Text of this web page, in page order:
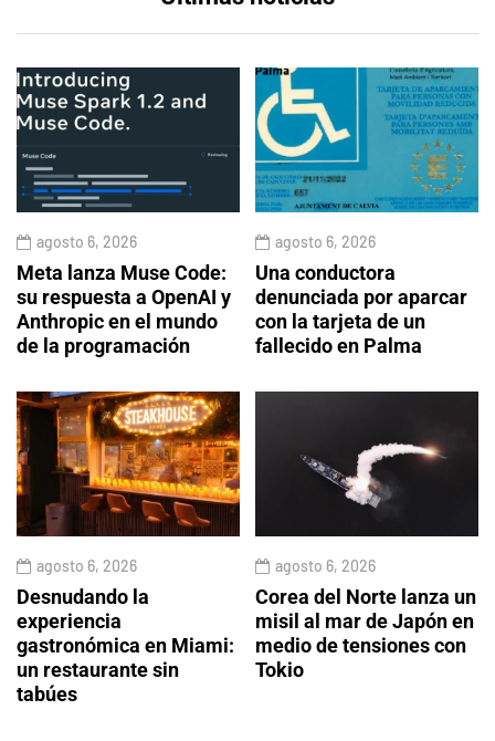
agosto 6, 2026
Meta lanza Muse Code:
su respuesta a OpenAI y
Anthropic en el mundo
de la programación
agosto 6, 2026
Una conductora
denunciada por aparcar
con la tarjeta de un
fallecido en Palma
agosto 6, 2026
Desnudando la
experiencia
gastronómica en Miami:
un restaurante sin
tabúes
agosto 6, 2026
Corea del Norte lanza un
misil al mar de Japón en
medio de tensiones con
Tokio